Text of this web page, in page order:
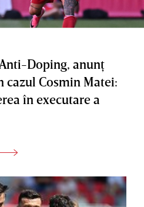
Doping, anunţ
cazul Cosmin Matei:
în executare a